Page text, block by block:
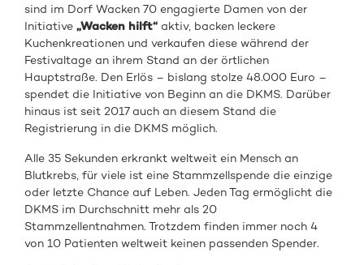
sind im Dorf Wacken 70 engagierte Damen von der
Initiative„Wacken hilft“aktiv, backen leckere
Kuchenkreationen und verkaufen diese während der
Festivaltage an ihrem Stand an der örtlichen
Hauptstraße. Den Erlös – bislang stolze 48.000 Euro –
spendet die Initiative von Beginn an die DKMS. Darüber
hinaus ist seit 2017 auch an diesem Stand die
Registrierung in die DKMS möglich.
Alle 35 Sekunden erkrankt weltweit ein Mensch an
Blutkrebs, für viele ist eine Stammzellspende die einzige
oder letzte Chance auf Leben. Jeden Tag ermöglicht die
DKMS im Durchschnitt mehr als 20
Stammzellentnahmen. Trotzdem finden immer noch 4
von 10 Patienten weltweit keinen passenden Spender.